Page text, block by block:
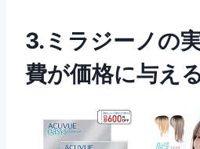
3.ミラジーノの
費が価格に与え